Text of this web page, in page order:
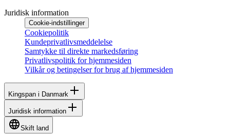
Juridisk information
Cookie-indstillinger
Cookiepolitik
Kundeprivatlivsmeddelelse
Samtykke til direkte markedsføring
Privatlivspolitik for hjemmesiden
Vilkår og betingelser for brug af hjemmesiden
Kingspan i Danmark
Juridisk information
Skift land